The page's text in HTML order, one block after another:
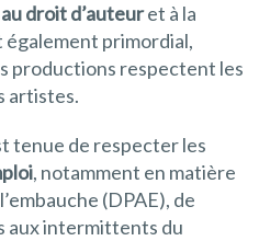
droit d’auteuret à la
primordial,
productions respectent les
artistes.
tenue de respecter les
, notamment en matière
(DPAE), de
aux intermittents du